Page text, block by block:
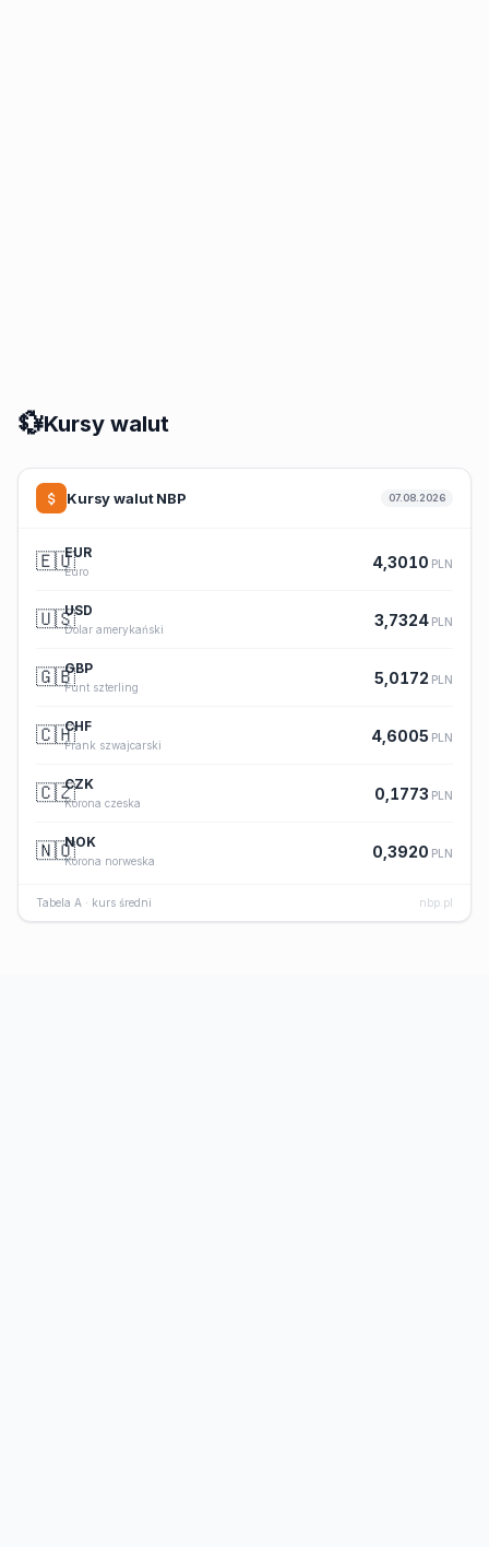
💱Kursy walut
Kursy walut NBP 07.08.2026
🇪🇺EUR
Euro
4,3010 PLN
🇺🇸USD
Dolar amerykański
3,7324 PLN
🇬🇧GBP
Funt szterling
5,0172 PLN
🇨🇭CHF
Frank szwajcarski
4,6005 PLN
🇨🇿CZK
Korona czeska
0,1773 PLN
🇳🇴NOK
Korona norweska
0,3920 PLN
Tabela A · kurs średni nbp.pl